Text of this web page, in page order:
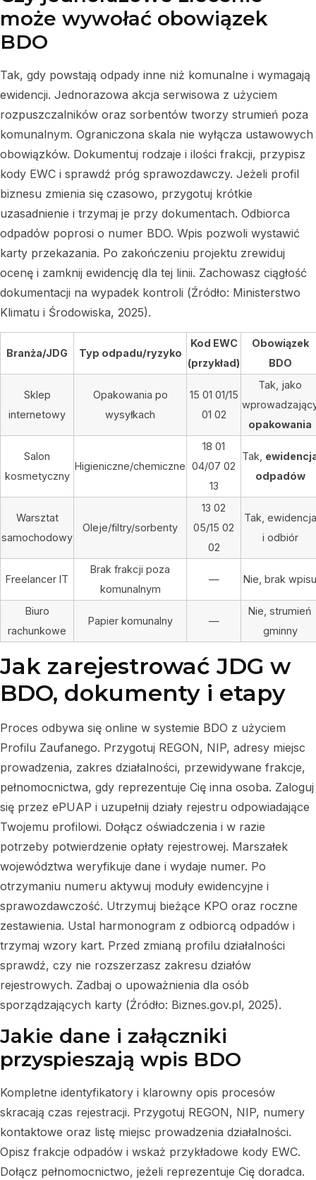
może wywołać obowiązek
BDO
Tak, gdy powstają odpady inne niż komunalne i wymagają
ewidencji. Jednorazowa akcja serwisowa z użyciem
rozpuszczalników oraz sorbentów tworzy strumień poza
komunalnym. Ograniczona skala nie wyłącza ustawowych
obowiązków. Dokumentuj rodzaje i ilości frakcji, przypisz
kody EWC i sprawdź próg sprawozdawczy. Jeżeli profil
biznesu zmienia się czasowo, przygotuj krótkie
uzasadnienie i trzymaj je przy dokumentach. Odbiorca
odpadów poprosi o numer BDO. Wpis pozwoli wystawić
karty przekazania. Po zakończeniu projektu zrewiduj
ocenę i zamknij ewidencję dla tej linii. Zachowasz ciągłość
dokumentacji na wypadek kontroli (Źródło: Ministerstwo
Klimatu i Środowiska, 2025).
Branża/JDG Typ odpadu/ryzyko
Kod EWC
(przykład)
Obowiązek
BDO
Sklep
internetowy
Opakowania po
wysyłkach
15 01 01/15
01 02
Tak, jako
opakowania
Salon
kosmetyczny
Higieniczne/chemiczne
18 01
04/07 02
13
Tak,
odpadów
Warsztat
samochodowy
Oleje/filtry/sorbenty
13 02
05/15 02
02
Tak, ewidencja
i odbiór
Freelancer IT
Brak frakcji poza
komunalnym
— Nie, brak wpisu
Biuro
rachunkowe
Papier komunalny —
Nie, strumień
gminny
Jak zarejestrować JDG w
BDO, dokumenty i etapy
Proces odbywa się online w systemie BDO z użyciem
Profilu Zaufanego. Przygotuj REGON, NIP, adresy miejsc
prowadzenia, zakres działalności, przewidywane frakcje,
pełnomocnictwa, gdy reprezentuje Cię inna osoba. Zaloguj
się przez ePUAP i uzupełnij działy rejestru odpowiadające
Twojemu profilowi. Dołącz oświadczenia i w razie
potrzeby potwierdzenie opłaty rejestrowej. Marszałek
województwa weryfikuje dane i wydaje numer. Po
otrzymaniu numeru aktywuj moduły ewidencyjne i
sprawozdawczość. Utrzymuj bieżące KPO oraz roczne
zestawienia. Ustal harmonogram z odbiorcą odpadów i
trzymaj wzory kart. Przed zmianą profilu działalności
sprawdź, czy nie rozszerzasz zakresu działów
rejestrowych. Zadbaj o upoważnienia dla osób
sporządzających karty (Źródło: Biznes.gov.pl, 2025).
Jakie dane i załączniki
przyspieszają wpis BDO
Kompletne identyfikatory i klarowny opis procesów
skracają czas rejestracji. Przygotuj REGON, NIP, numery
kontaktowe oraz listę miejsc prowadzenia działalności.
Opisz frakcje odpadów i wskaż przykładowe kody EWC.
Dołącz pełnomocnictwo, jeżeli reprezentuje Cię doradca.